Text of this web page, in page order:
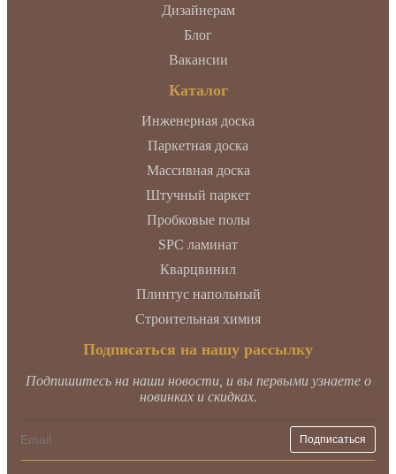
Дизайнерам
Блог
Вакансии
Каталог
Инженерная доска
Паркетная доска
Массивная доска
Штучный паркет
Пробковые полы
SPC ламинат
Кварцвинил
Плинтус напольный
Строительная химия
Подписаться на нашу рассылку
Подпишитесь на наши новости, и вы первыми узнаете о
новинках и скидках.